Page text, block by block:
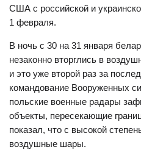
США с российской и
1 февраля.
В ночь с 30 на 31 января
незаконно вторглись в
и это уже второй раз за
командование Вооруженных
польские военные радары
объекты, пересекающие
показал, что с высокой
воздушные шары.